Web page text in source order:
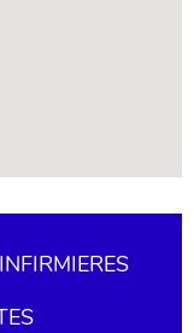
INFIRMIERES